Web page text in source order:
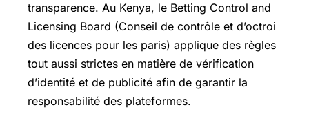
transparence. Au Kenya, le Betting Control and
Licensing Board (Conseil de contrôle et d’octroi
des licences pour les paris) applique des règles
tout aussi strictes en matière de vérification
d’identité et de publicité afin de garantir la
responsabilité des plateformes.